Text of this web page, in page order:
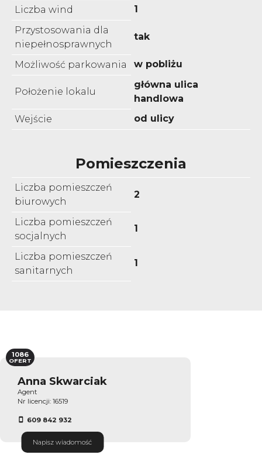
Liczba wind
1
Przystosowania dla
niepełnosprawnych
tak
Możliwość parkowania w pobliżu
Położenie lokalu
główna ulica
handlowa
Wejście
od ulicy
Pomieszczenia
Liczba pomieszczeń
biurowych
2
Liczba pomieszczeń
socjalnych
1
Liczba pomieszczeń
sanitarnych
1
Anna Skwarciak
Agent
Nr licencji: 16519
609 842 932
Napisz wiadomość
1086
OFERT